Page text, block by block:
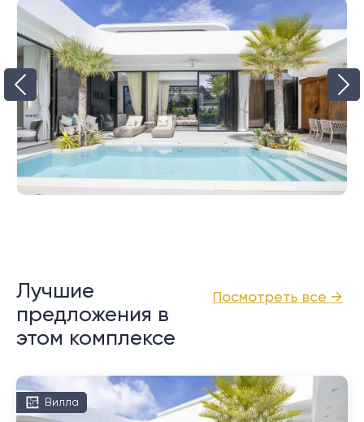
Посмотреть все →
Лучшие
предложения в
этом комплексе
Вилла